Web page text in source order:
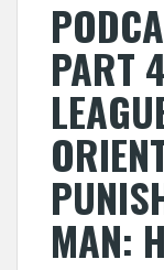
PART
MAN: